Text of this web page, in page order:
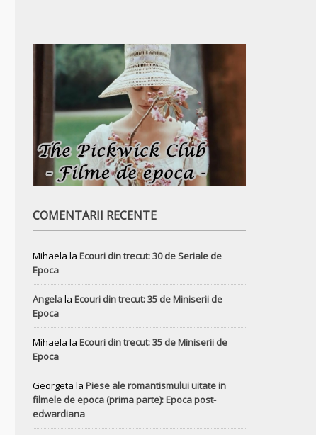
COMENTARII RECENTE
Mihaela la Ecouri din trecut: 30 de Seriale de
Epoca
Angelala Ecouri din trecut: 35 de Miniserii de
Epoca
Mihaela la Ecouri din trecut: 35 de Miniserii de
Epoca
Georgeta la Piese ale romantismului uitate in
filmele de epoca (prima parte): Epoca post-
edwardiana